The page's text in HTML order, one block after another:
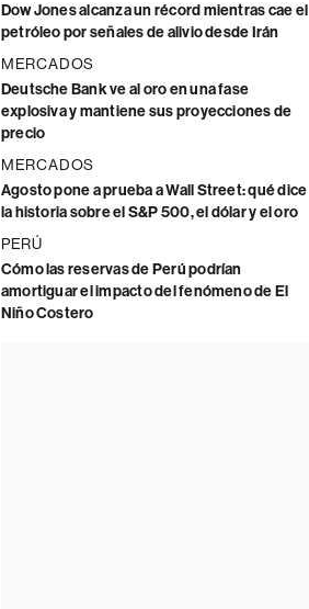
Dow Jones alcanza un récord mientras cae el
petróleo por señales de alivio desde Irán
MERCADOS
Deutsche Bank ve al oro en una fase
explosiva y mantiene sus proyecciones de
precio
MERCADOS
Agosto pone a prueba a Wall Street: qué dice
la historia sobre el S&P 500, el dólar y el oro
PERÚ
Cómo las reservas de Perú podrían
amortiguar el impacto del fenómeno de El
Niño Costero